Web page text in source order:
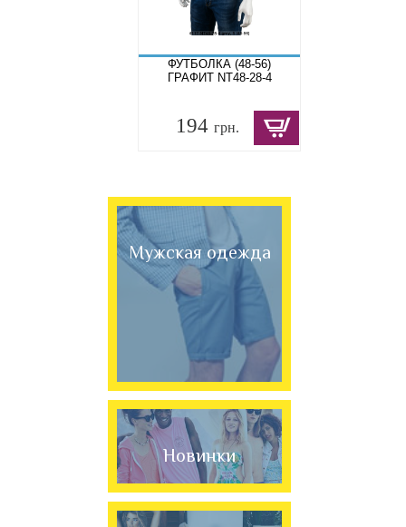
ФУТБОЛКА (48-56)
ГРАФИТ NT48-28-4
194 грн.
Мужская одежда
Новинки